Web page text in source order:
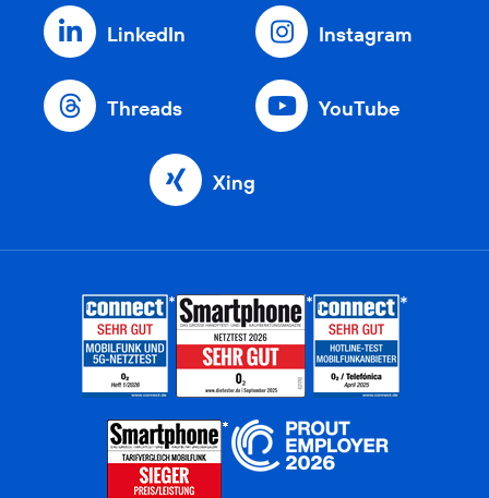
LinkedIn Instagram
Threads YouTube
Xing